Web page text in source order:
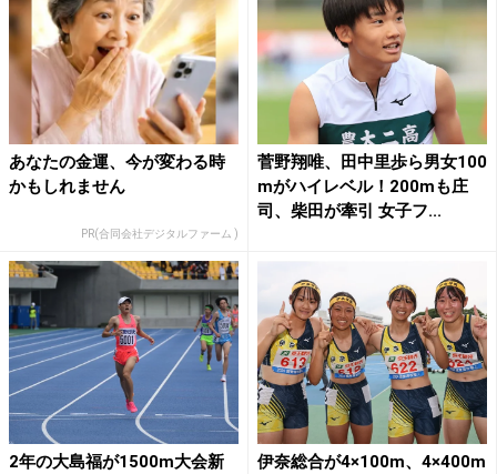
あなたの金運、今が変わる時
かもしれません
PR(合同会社デジタルファーム )
菅野翔唯、田中里歩ら男女100
mがハイレベル！200mも庄
司、柴田が牽引 女子フ...
2年の大島福が1500m大会新
伊奈総合が4×100m、4×400m